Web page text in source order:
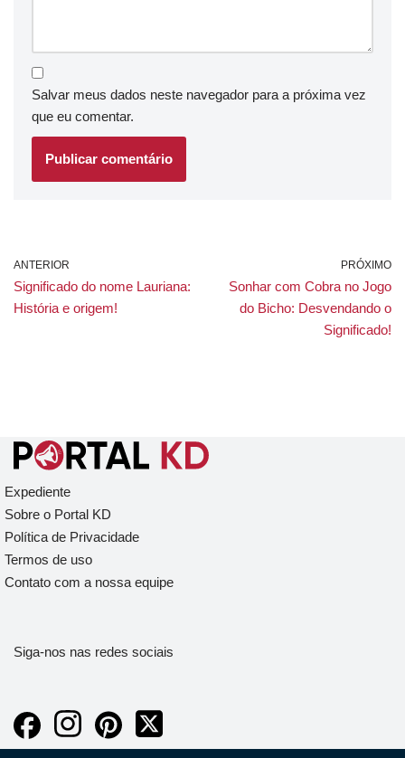
Salvar meus dados neste navegador para a próxima vez
que eu comentar.
ANTERIOR
Significado do nome Lauriana:
História e origem!
PRÓXIMO
Sonhar com Cobra no Jogo
do Bicho: Desvendando o
Significado!
Expediente
Sobre o Portal KD
Política de Privacidade
Termos de uso
Contato com a nossa equipe
Siga-nos nas redes sociais